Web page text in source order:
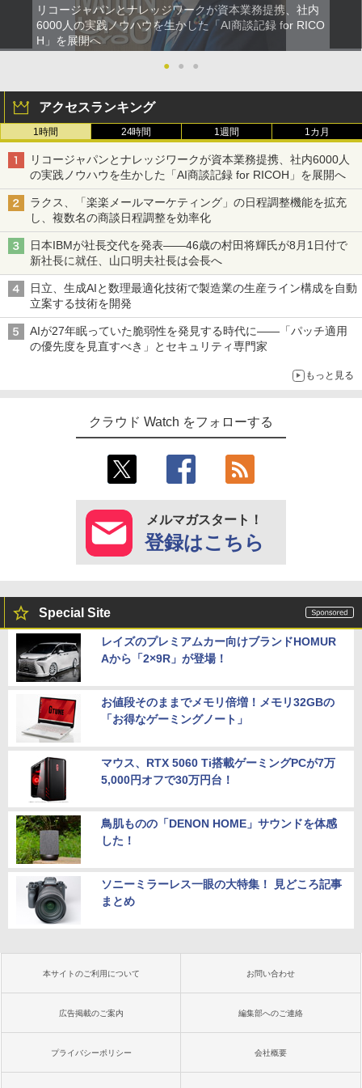
リコージャパンとナレッジワークが資本業務提携、社内
6000人の実践ノウハウを生かした「AI商談記録 for RICO
H」を展開へ
●
● ●
アクセスランキング
1時間 24時間 1週間 1カ月
リコージャパンとナレッジワークが資本業務提携、社内6000人
の実践ノウハウを生かした「AI商談記録 for RICOH」を展開へ
ラクス、「楽楽メールマーケティング」の日程調整機能を拡充
し、複数名の商談日程調整を効率化
日本IBMが社長交代を発表――46歳の村田将輝氏が8月1日付で
新社長に就任、山口明夫社長は会長へ
日立、生成AIと数理最適化技術で製造業の生産ライン構成を自動
立案する技術を開発
AIが27年眠っていた脆弱性を発見する時代に――「パッチ適用
の優先度を見直すべき」とセキュリティ専門家
もっと見る
クラウド Watch をフォローする
メルマガスタート！
登録はこちら
Special Site
レイズのプレミアムカー向けブランドHOMUR
Aから「2×9R」が登場！
お値段そのままでメモリ倍増！メモリ32GBの
「お得なゲーミングノート」
マウス、RTX 5060 Ti搭載ゲーミングPCが7万
5,000円オフで30万円台！
鳥肌ものの「DENON HOME」サウンドを体感
した！
ソニーミラーレス一眼の大特集！ 見どころ記事
まとめ
本サイトのご利用について お問い合わせ
広告掲載のご案内 編集部へのご連絡
プライバシーポリシー 会社概要